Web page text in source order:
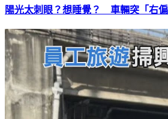
陽光太刺眼？想睡覺？ 車輛突「右